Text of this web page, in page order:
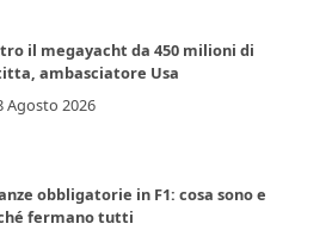
il megayacht da 450 milioni di
ambasciatore Usa
Agosto 2026
obbligatorie in F1: cosa sono e
fermano tutti